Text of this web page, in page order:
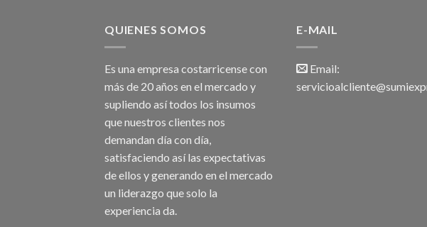
QUIENES SOMOS
Es una empresa costarricense con
más de 20 años en el mercado y
supliendo así todos los insumos
que nuestros clientes nos
demandan día con día,
satisfaciendo así las expectativas
de ellos y generando en el mercado
un liderazgo que solo la
experiencia da.
E-MAIL
Email: